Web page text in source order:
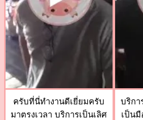
ครับที่นี่ทำงานดีเยี่ยมครับ
มาตรงเวลา บริการเป็นเลิศ
บริก
เป็น